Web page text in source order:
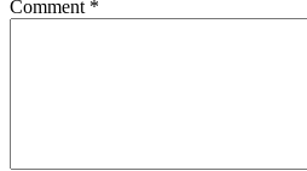
Comment *